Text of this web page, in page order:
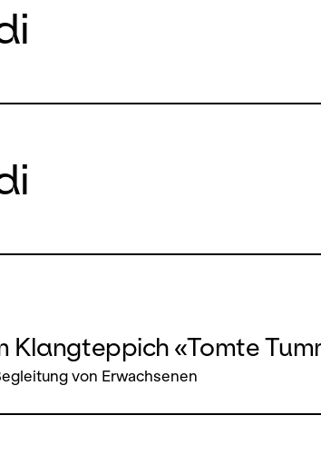
Klangteppich «Tomte
von Erwachsenen